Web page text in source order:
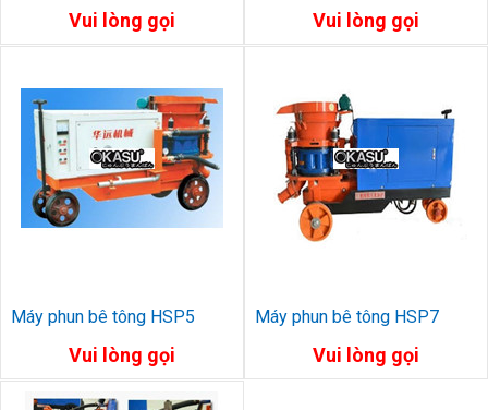
Vui lòng gọi Vui lòng gọi
Máy phun bê tông HSP5
Vui lòng gọi
Máy phun bê tông HSP7
Vui lòng gọi